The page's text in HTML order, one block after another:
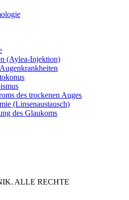
(Aylea-Injektion)
des trockenen Auges
(Linsenaustausch)
des Glaukoms
ALLE RECHTE